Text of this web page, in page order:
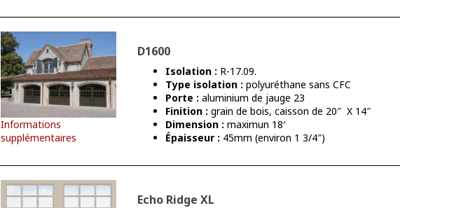
Informations
supplémentaires
D1600
Isolation : R-17.09.
Type isolation : polyuréthane sans CFC
Porte : aluminium de jauge 23
Finition : grain de bois, caisson de 20″ X 14″
Dimension : maximun 18′
Épaisseur : 45mm (environ 1 3/4″)
Echo Ridge XL